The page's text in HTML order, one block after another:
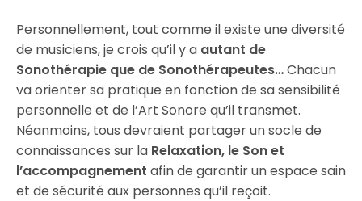
Personnellement, tout comme il existe une diversité
de musiciens, je crois qu’il y a autant de
Sonothérapie que de Sonothérapeutes…Chacun
va orienter sa pratique en fonction de sa sensibilité
personnelle et de l’Art Sonore qu’il transmet.
Néanmoins, tous devraient partager un socle de
connaissances sur la Relaxation, le Son et
l’accompagnement afin de garantir un espace sain
et de sécurité aux personnes qu’il reçoit.